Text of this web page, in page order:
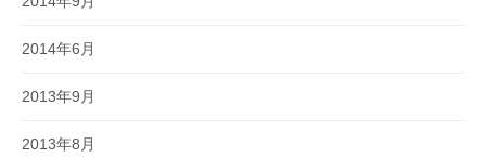
2014年6月
2013年9月
2013年8月